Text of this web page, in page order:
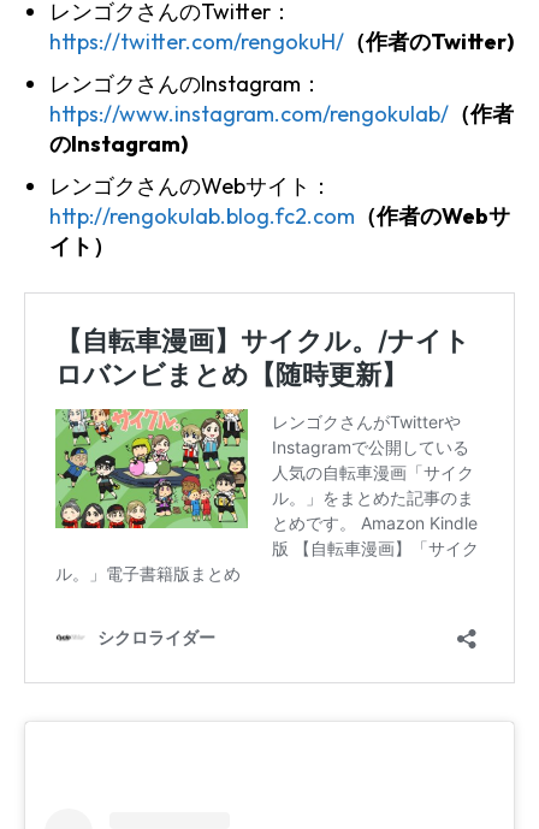
レンゴクさんのTwitter：
https://twitter.com/rengokuH/ （作者のTwitter)
レンゴクさんのInstagram：
https://www.instagram.com/rengokulab/ （作者
のInstagram)
レンゴクさんのWebサイト：
http://rengokulab.blog.fc2.com （作者のWebサ
イト）